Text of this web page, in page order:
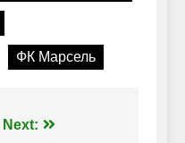
ФК Марсель
Next: